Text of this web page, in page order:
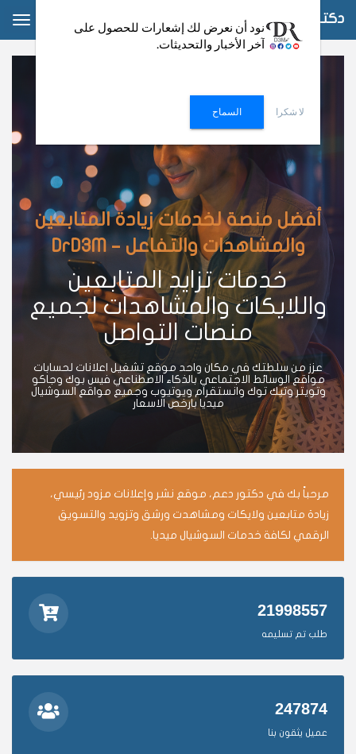
دكتور دعم
أفضل منصة لخدمات زيادة المتابعين
والمشاهدات والتفاعل – DrD3M
خدمات تزايد المتابعين
واللايكات والمشاهدات لجميع
منصات التواصل
عزز من سلطتك في مكان واحد موقع تشغيل اعلانات لحسابات
مواقع الوسائط الاجتماعي بالذكاء الاصطناعي فيس بوك وجاكو
وتويتر وتيك توك وانستقرام ويوتيوب وجميع مواقع السوشيال
ميديا بارخص الاسعار
مرحباً بك في دكتور دعم، موقع نشر وإعلانات مزود رئيسي،
زيادة متابعين ولايكات ومشاهدت ورشق وتزويد والتسويق
الرقمي لكافة خدمات السوشيال ميديا.
21998557
طلب تم تسليمه
247874
عميل يثقون بنا
نود أن نعرض لك إشعارات للحصول على
آخر الأخبار والتحديثات.
لا شكرا السماح